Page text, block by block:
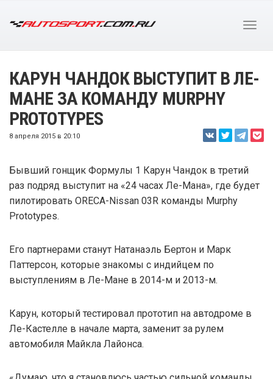
КАРУН ЧАНДОК ВЫСТУПИТ В ЛЕ-
МАНЕ ЗА КОМАНДУ MURPHY
PROTOTYPES
8 апреля 2015 в 20:10
Бывший гонщик Формулы 1 Карун Чандок в третий
раз подряд выступит на «24 часах Ле-Мана», где будет
пилотировать ORECA-Nissan 03R команды Murphy
Prototypes.
Его партнерами станут Натанаэль Бертон и Марк
Паттерсон, которые знакомы с индийцем по
выступлениям в Ле-Мане в 2014-м и 2013-м.
Карун, который тестировал прототип на автодроме в
Ле-Кастелле в начале марта, заменит за рулем
автомобиля Майкла Лайонса.